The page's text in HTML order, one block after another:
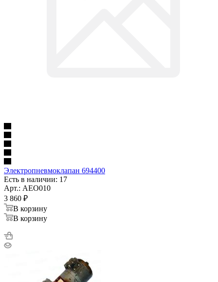
Электропневмоклапан 694400
Есть в наличии: 17
Арт.: AEO010
3 860 ₽
В корзину
В корзину